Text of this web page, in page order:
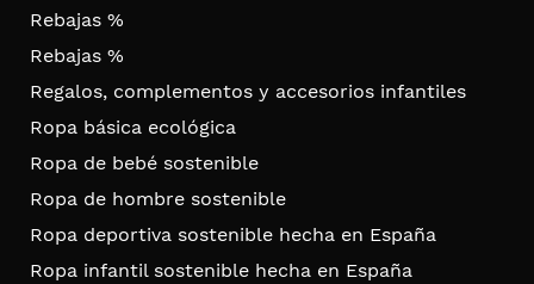
Rebajas %
Rebajas %
Regalos, complementos y accesorios infantiles
Ropa básica ecológica
Ropa de bebé sostenible
Ropa de hombre sostenible
Ropa deportiva sostenible hecha en España
Ropa infantil sostenible hecha en España